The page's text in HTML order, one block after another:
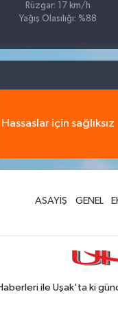
Rüzgar: 17 km/h
Yağış Olasılığı: %88
Hassaslar için sağlıksız
ASAYİŞ GENEL
ile Uşak'ta ki